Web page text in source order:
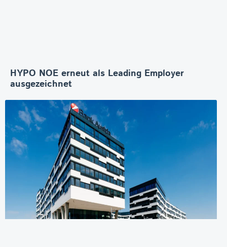
HYPO NOE erneut als Leading Employer
ausgezeichnet